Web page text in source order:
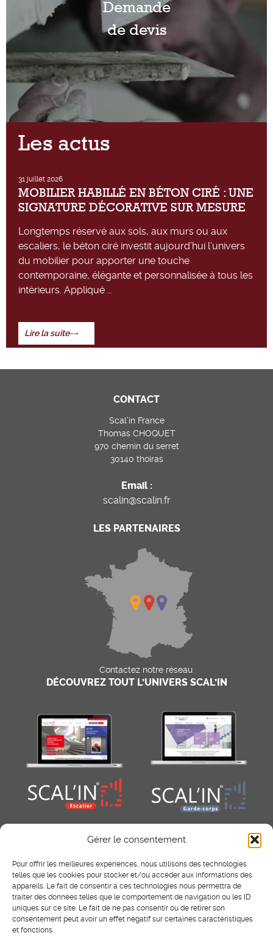
Gérer le consentement
Pour offrir les meilleures expériences, nous utilisons des technologies
telles que les cookies pour stocker et/ou accéder aux informations des
appareils. Le fait de consentir à ces technologies nous permettra de
traiter des données telles que le comportement de navigation ou les ID
uniques sur ce site. Le fait de ne pas consentir ou de retirer son
consentement peut avoir un effet négatif sur certaines caractéristiques
et fonctions.
Demande
de devis
Les actus
31 juillet 2026
MOBILIER HABILLÉ EN BÉTON CIRÉ : UNE
SIGNATURE DÉCORATIVE SUR MESURE
Longtemps réservé aux sols, aux murs ou aux
escaliers, le béton ciré investit aujourd’hui l’univers
du mobilier pour apporter une touche
contemporaine, élégante et personnalisée à tous les
intérieurs. Appliqué …
Lire la suite
CONTACT
Scal’in France
Thomas CHOQUET
970 chemin du serret
30140 thoiras
Email :
scalin@scalin.fr
LES PARTENAIRES
Contactez notre réseau
DÉCOUVREZ TOUT L’UNIVERS SCAL’IN